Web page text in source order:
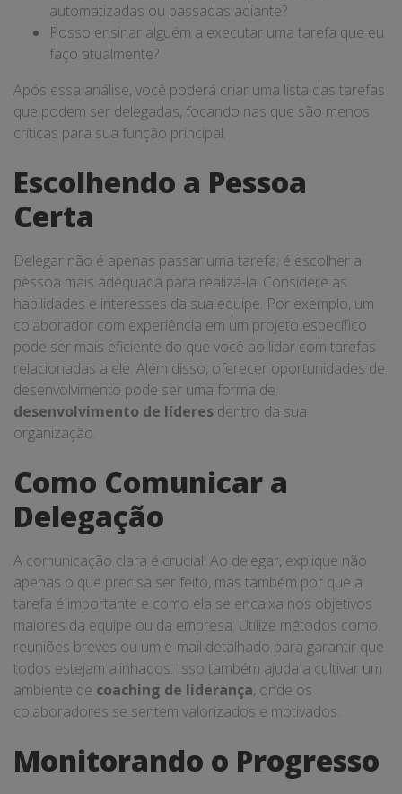
automatizadas ou passadas adiante?
Posso ensinar alguém a executar uma tarefa que eu
faço atualmente?
Após essa análise, você poderá criar uma lista das tarefas
que podem ser delegadas, focando nas que são menos
críticas para sua função principal.
Escolhendo a Pessoa
Certa
Delegar não é apenas passar uma tarefa; é escolher a
pessoa mais adequada para realizá-la. Considere as
habilidades e interesses da sua equipe. Por exemplo, um
colaborador com experiência em um projeto específico
pode ser mais eficiente do que você ao lidar com tarefas
relacionadas a ele. Além disso, oferecer oportunidades de
desenvolvimento pode ser uma forma de
desenvolvimento de líderes dentro da sua
organização.
Como Comunicar a
Delegação
A comunicação clara é crucial. Ao delegar, explique não
apenas o que precisa ser feito, mas também por que a
tarefa é importante e como ela se encaixa nos objetivos
maiores da equipe ou da empresa. Utilize métodos como
reuniões breves ou um e-mail detalhado para garantir que
todos estejam alinhados. Isso também ajuda a cultivar um
ambiente de coaching de liderança, onde os
colaboradores se sentem valorizados e motivados.
Monitorando o Progresso